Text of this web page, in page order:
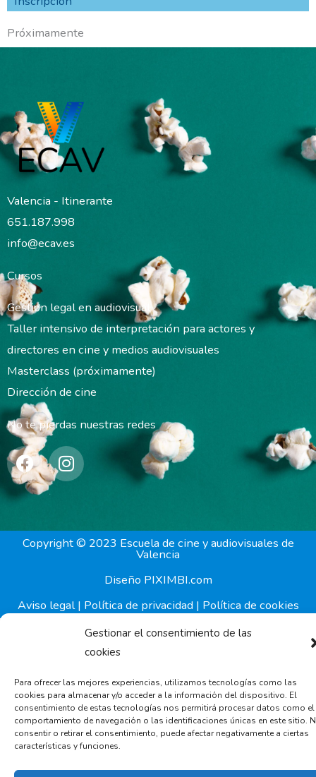
Gestionar el consentimiento de las
cookies
Para ofrecer las mejores experiencias, utilizamos tecnologías como las
cookies para almacenar y/o acceder a la información del dispositivo. El
consentimiento de estas tecnologías nos permitirá procesar datos como el
comportamiento de navegación o las identificaciones únicas en este sitio.
consentir o retirar el consentimiento, puede afectar negativamente a ciertas
características y funciones.
Próximamente
Valencia - Itinerante
651.187.998
info@ecav.es
Cursos
Gestion legal en audiovisual
Taller intensivo de interpretación para actores y
directores en cine y medios audiovisuales
Masterclass (próximamente)
Dirección de cine
No te pierdas nuestras redes
F
a
c
o
I
n
s
g
Copyright © 2023 Escuela de cine y audiovisuales de
Valencia
Diseño PIXIMBI.com
Aviso legal| Política de privacidad | Política de cookies